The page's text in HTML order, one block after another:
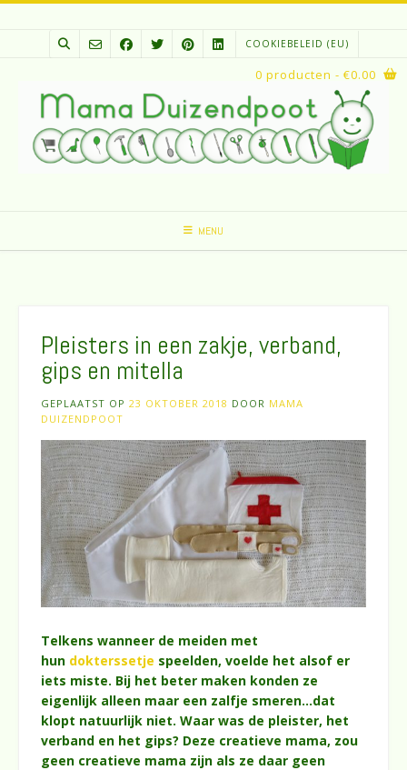
Spring
COOKIEBELEID (EU)
MENU
0 producten - €0.00
Pleisters in een zakje, verband,
gips en mitella
GEPLAATST OP 23 OKTOBER 2018 DOOR MAMA
DUIZENDPOOT
Telkens wanneer de meiden met
hun dokterssetje speelden, voelde het alsof er
iets miste. Bij het beter maken konden ze
eigenlijk alleen maar een zalfje smeren…dat
klopt natuurlijk niet. Waar was de pleister, het
verband en het gips? Deze creatieve mama, zou
geen creatieve mama zijn als ze daar geen